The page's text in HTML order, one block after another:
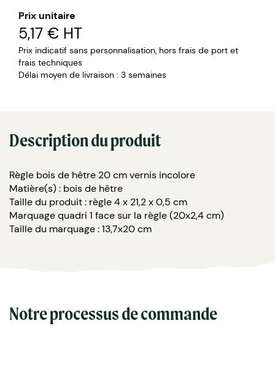
Prix unitaire
5,17 € HT
Prix indicatif sans personnalisation, hors frais de port et
frais techniques
Délai moyen de livraison : 3 semaines
Description du produit
Règle bois de hêtre 20 cm vernis incolore
Matière(s) : bois de hêtre
Taille du produit : règle 4 x 21,2 x 0,5 cm
Marquage quadri 1 face sur la règle (20x2,4 cm)
Taille du marquage : 13,7x20 cm
Notre processus de commande